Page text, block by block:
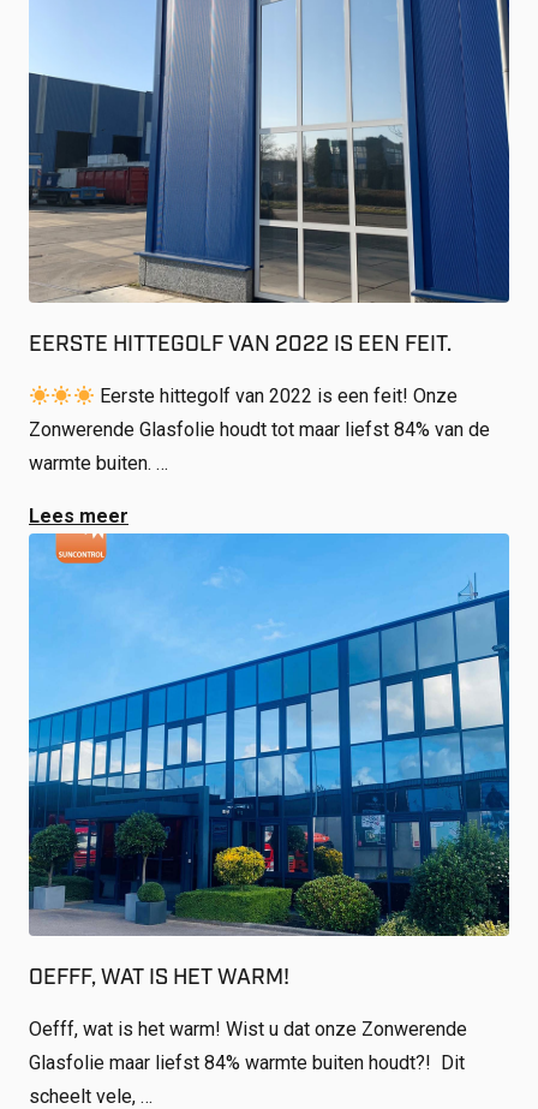
EERSTE HITTEGOLF VAN 2022 IS EEN FEIT.
Eerste hittegolf van 2022 is een feit! Onze
Zonwerende Glasfolie houdt tot maar liefst 84% van de
warmte buiten. …
Lees meer
OEFFF, WAT IS HET WARM!
Oefff, wat is het warm! Wist u dat onze Zonwerende
Glasfolie maar liefst 84% warmte buiten houdt?! Dit
scheelt vele, …